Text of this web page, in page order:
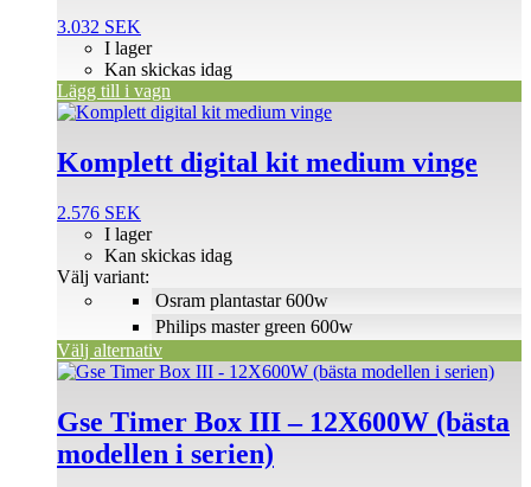
3.032 SEK
I lager
Kan skickas idag
Lägg till i vagn
Komplett digital kit medium vinge
2.576 SEK
Osram plantastar 600w
Philips master green 600w
I lager
Kan skickas idag
Välj variant:
Välj alternativ
Den
produkten
har
varianter.
olika
alternativen
på
produktsidan
Gse Timer Box III – 12X600W (bästa
modellen i serien)
Den
produkten
har
flera